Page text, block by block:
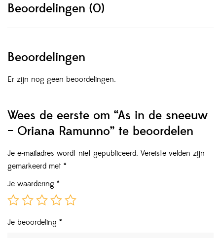
Beoordelingen (0)
Beoordelingen
Er zijn nog geen beoordelingen.
Wees de eerste om “As in de sneeuw
– Oriana Ramunno” te beoordelen
Je e-mailadres wordt niet gepubliceerd. Vereiste velden zijn
gemarkeerd met *
Je waardering *
Je beoordeling *